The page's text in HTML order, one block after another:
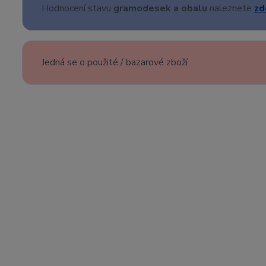
Hodnocení stavu gramodesek a obalu naleznete
Jedná se o použité / bazarové zboží